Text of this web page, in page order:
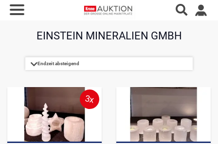
EINSTEIN MINERALIEN GMBH
3x